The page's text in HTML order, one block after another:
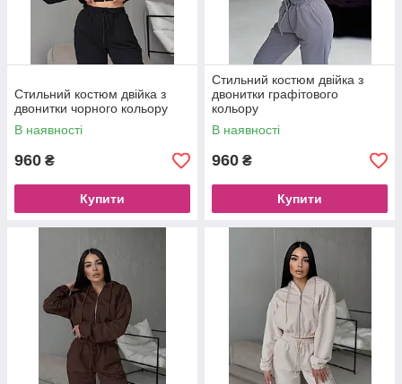
Стильний костюм двійка з
двонитки чорного кольору
В наявності
960 ₴
Купити
Стильний костюм двійка з
двонитки графітового
кольору
В наявності
960 ₴
Купити